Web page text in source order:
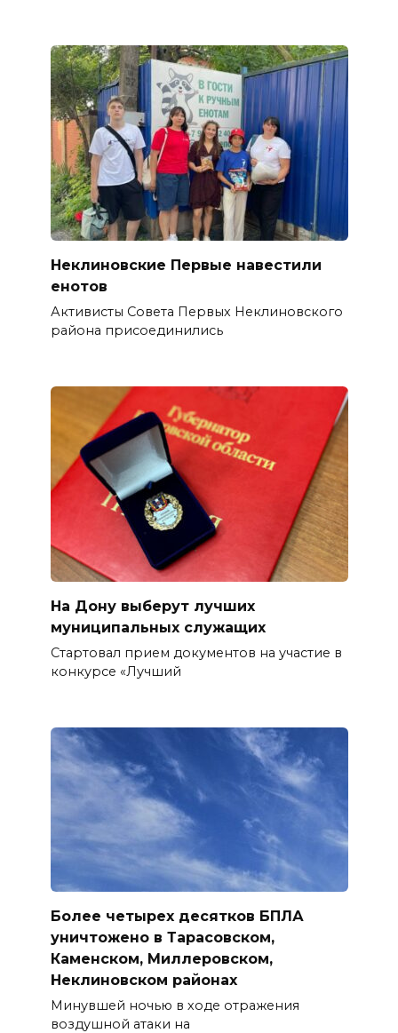
Неклиновские Первые навестили
енотов
Активисты Совета Первых Неклиновского
района присоединились
На Дону выберут лучших
муниципальных служащих
Стартовал прием документов на участие в
конкурсе «Лучший
Более четырех десятков БПЛА
уничтожено в Тарасовском,
Каменском, Миллеровском,
Неклиновском районах
Минувшей ночью в ходе отражения
воздушной атаки на